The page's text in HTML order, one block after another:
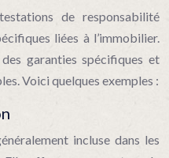
de responsabilité
liées à l’immobilier.
garanties spécifiques et
Voici quelques exemples :
incluse dans les